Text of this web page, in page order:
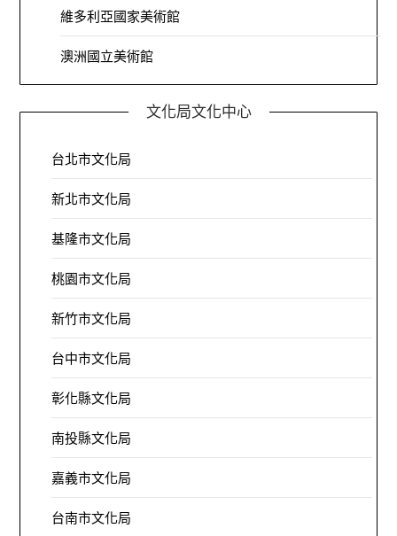
維多利亞國家美術館
澳洲國立美術館
文化局文化中心
台北市文化局
新北市文化局
基隆市文化局
桃園市文化局
新竹市文化局
台中市文化局
彰化縣文化局
南投縣文化局
嘉義市文化局
台南市文化局